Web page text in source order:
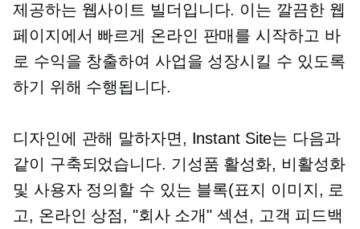
제공하는 웹사이트 빌더입니다. 이는 깔끔한 웹
페이지에서 빠르게 온라인 판매를 시작하고 바
로 수익을 창출하여 사업을 성장시킬 수 있도록
하기 위해 수행됩니다.
디자인에 관해 말하자면, Instant Site는 다음과
같이 구축되었습니다. 기성품 활성화, 비활성화
및 사용자 정의할 수 있는 블록(표지 이미지, 로
고, 온라인 상점, "회사 소개" 섹션, 고객 피드백